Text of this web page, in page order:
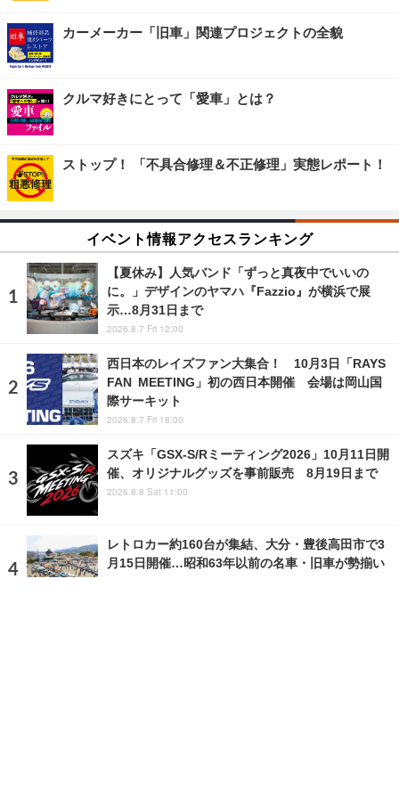
カーメーカー「旧車」関連プロジェクトの全貌
クルマ好きにとって「愛車」とは？
ストップ！ 「不具合修理＆不正修理」実態レポート！
イベント情報アクセスランキング
【夏休み】人気バンド「ずっと真夜中でいいの
に。」デザインのヤマハ『Fazzio』が横浜で展
示…8月31日まで
2026.8.7 Fri 12:00
西日本のレイズファン大集合！ 10月3日「RAYS
FAN MEETING」初の西日本開催 会場は岡山国
際サーキット
2026.8.7 Fri 18:00
スズキ「GSX-S/Rミーティング2026」10月11日開
催、オリジナルグッズを事前販売 8月19日まで
2026.8.8 Sat 11:00
レトロカー約160台が集結、大分・豊後高田市で3
月15日開催…昭和63年以前の名車・旧車が勢揃い